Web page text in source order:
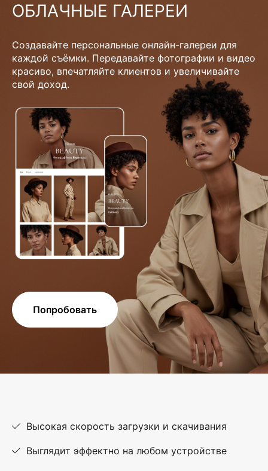
ОБЛАЧНЫЕ ГАЛЕРЕИ
Создавайте персональные онлайн-галереи для
каждой съёмки. Передавайте фотографии и видео
красиво, впечатляйте клиентов и увеличивайте
свой доход.
Попробовать
Высокая скорость загрузки и скачивания
Выглядит эффектно на любом устройстве